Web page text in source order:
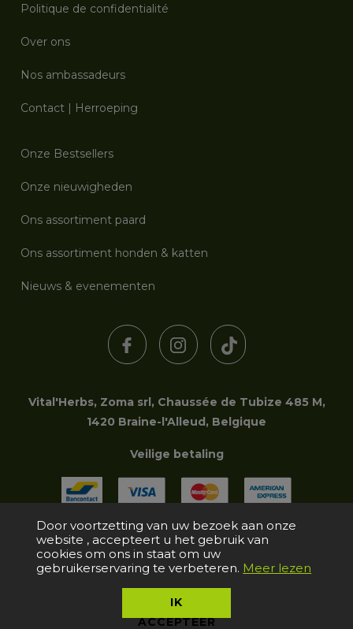
Politique de confidentialité
Over ons
Nos ambassadeurs
Contact | Herroeping
Onze Bestsellers
Onze nieuwigheden
Ons assortiment paard
Ons assortiment honden & katten
Nieuws & evenementen
Vital'Herbs, Zoma srl, Chaussée de Tubize 485 M,
1420 Braine-l'Alleud, Belgique
Veilige betaling
Copyright © 2006-2026 Zoma srl | Tous droits réservés
Door voortzetting van uw bezoek aan onze
website , accepteert u het gebruik van
cookies om ons in staat om uw
gebruikerservaring te verbeteren. Meer lezen
IK
ACCEPTEER